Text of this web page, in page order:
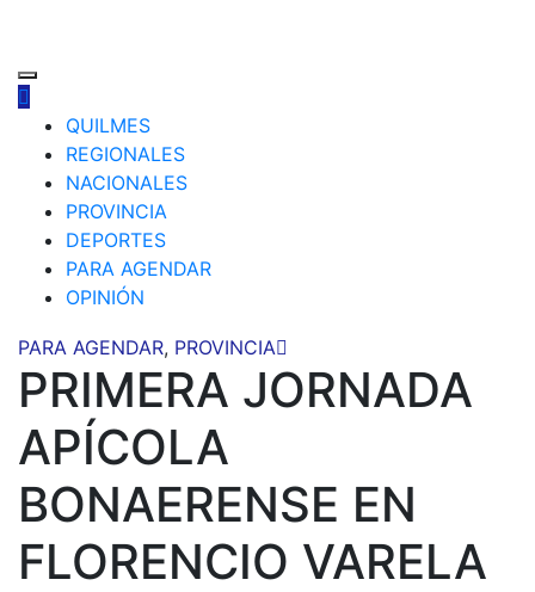
QUILMES
REGIONALES
NACIONALES
PROVINCIA
DEPORTES
PARA AGENDAR
OPINIÓN
PARA AGENDAR, PROVINCIA
PRIMERA JORNADA
APÍCOLA
BONAERENSE EN
FLORENCIO VARELA